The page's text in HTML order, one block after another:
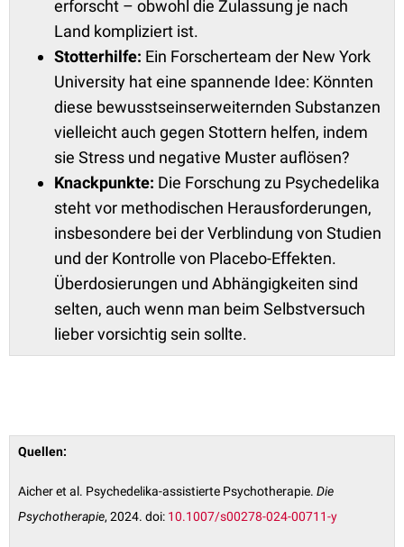
erforscht – obwohl die Zulassung je nach
Land kompliziert ist.
Stotterhilfe: Ein Forscherteam der New York
University hat eine spannende Idee: Könnten
diese bewusstseinserweiternden Substanzen
vielleicht auch gegen Stottern helfen, indem
sie Stress und negative Muster auflösen?
Knackpunkte: Die Forschung zu Psychedelika
steht vor methodischen Herausforderungen,
insbesondere bei der Verblindung von Studien
und der Kontrolle von Placebo-Effekten.
Überdosierungen und Abhängigkeiten sind
selten, auch wenn man beim Selbstversuch
lieber vorsichtig sein sollte.
Quellen:
Aicher et al. Psychedelika-assistierte Psychotherapie. Die
Psychotherapie, 2024. doi: 10.1007/s00278-024-00711-y